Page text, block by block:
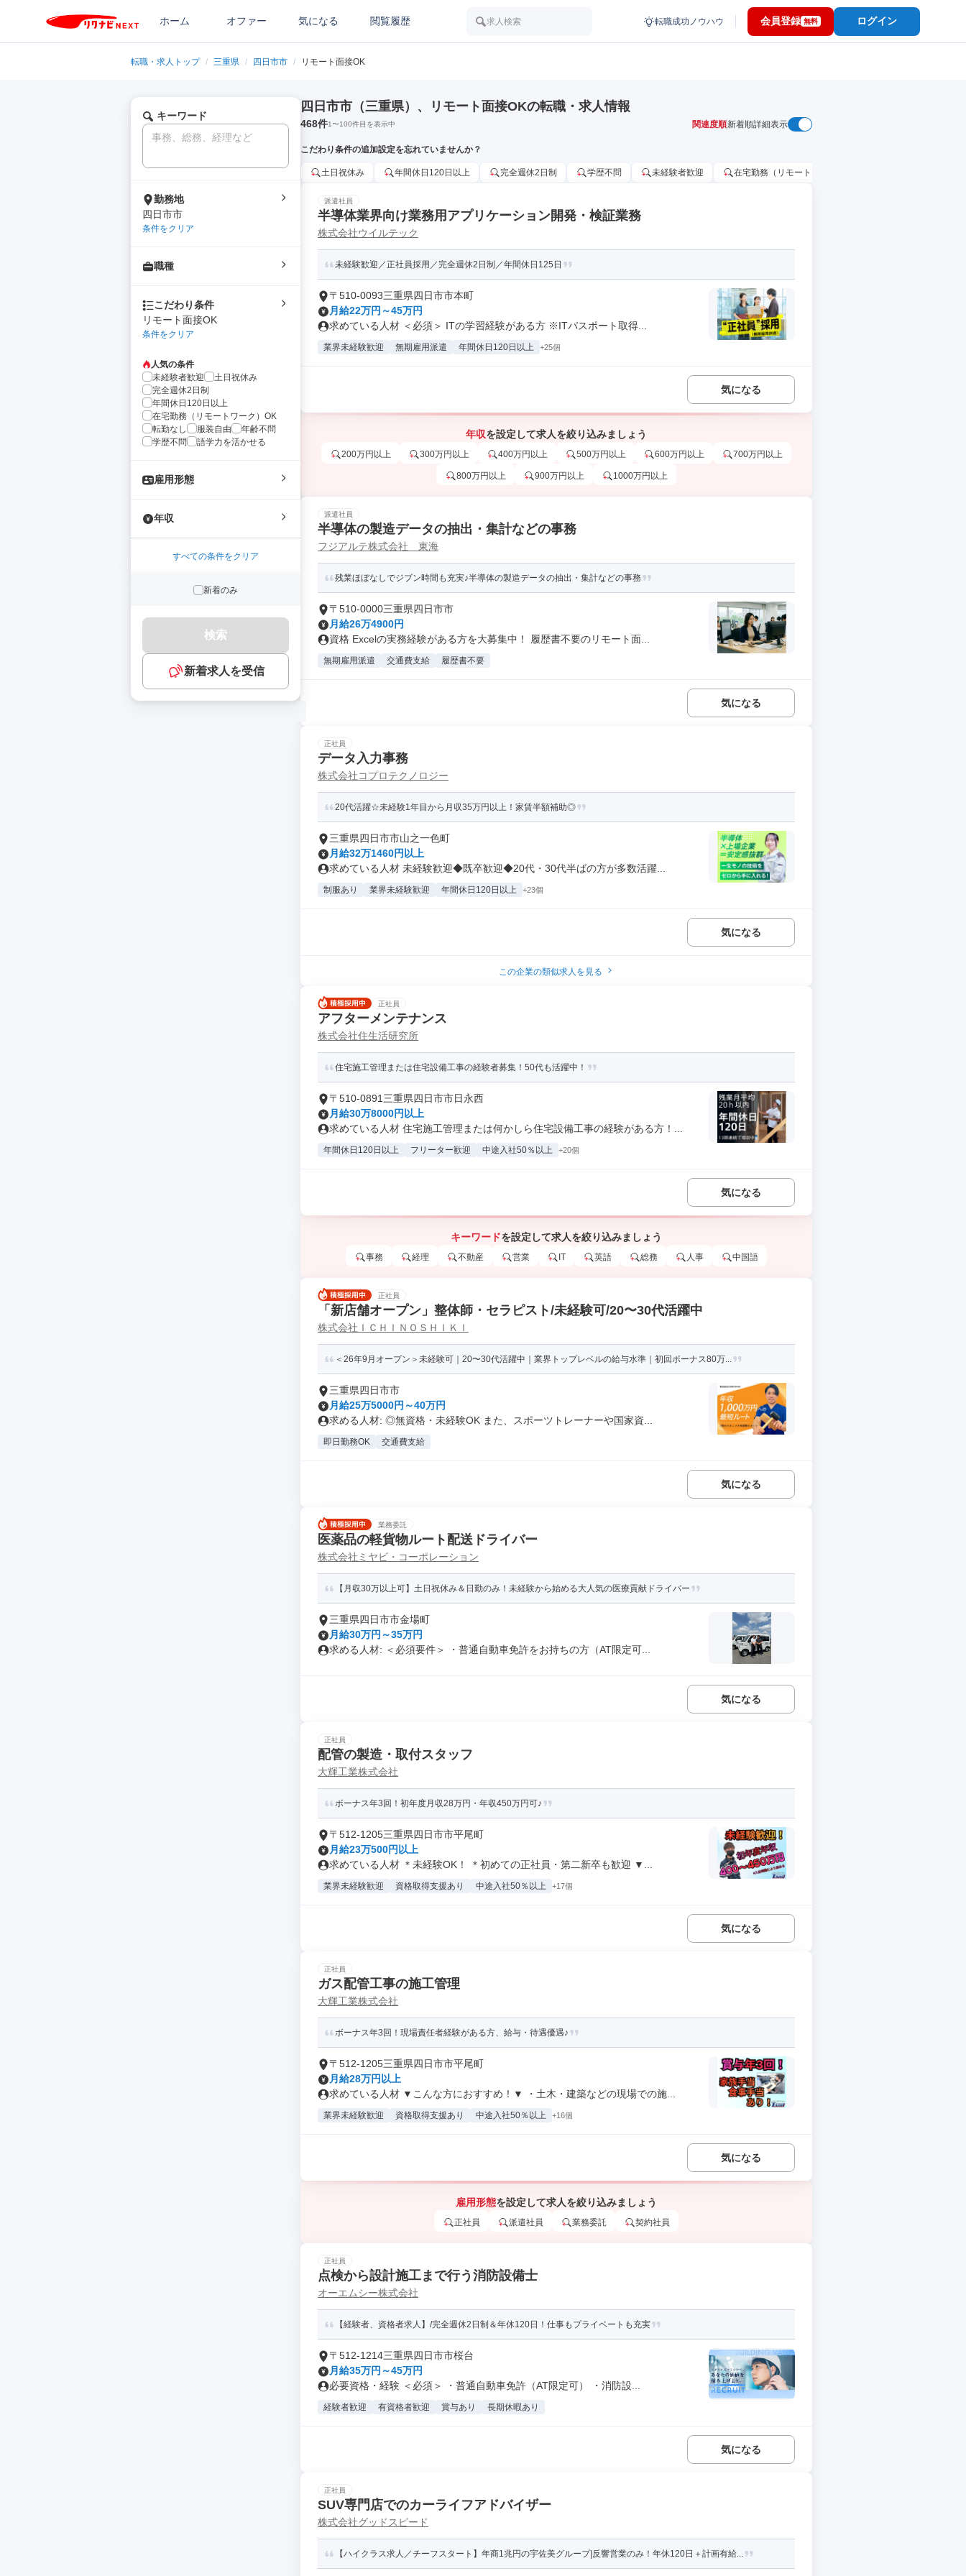
ホーム オファー 気になる 閲覧履歴 求人検索 転職成功ノウハウ 会員登録 無料 ログイン
転職・求人トップ / 三重県 / 四日市市 / リモート面接OK
キーワード
勤務地
四日市市
条件をクリア
職種
こだわり条件
リモート面接OK
条件をクリア
人気の条件
未経験者歓迎
土日祝休み
完全週休2日制
年間休日120日以上
在宅勤務（リモートワーク）OK
転勤なし
服装自由
年齢不問
学歴不問
語学力を活かせる
雇用形態
年収
すべての条件をクリア
新着のみ
検索
新着求人を受信
四日市市（三重県）、リモート面接OKの転職・求人情報
468件1〜100件目を表示中 関連度順新着順詳細表示
こだわり条件の追加設定を忘れていませんか？
土日祝休み 年間休日120日以上 完全週休2日制 学歴不問 未経験者歓迎 在宅勤務（リモートワーク）OK
派遣社員
半導体業界向け業務用アプリケーション開発・検証業務
株式会社ウイルテック
未経験歓迎／正社員採用／完全週休2日制／年間休日125日
〒510-0093三重県四日市市本町
月給22万円～45万円
求めている人材 ＜必須＞ ITの学習経験がある方 ※ITパスポート取得...
業界未経験歓迎 無期雇用派遣 年間休日120日以上 +25個
気になる
年収を設定して求人を絞り込みましょう
200万円以上 300万円以上 400万円以上 500万円以上 600万円以上 700万円以上
800万円以上 900万円以上 1000万円以上
派遣社員
半導体の製造データの抽出・集計などの事務
フジアルテ株式会社 東海
残業ほぼなしでジブン時間も充実♪半導体の製造データの抽出・集計などの事務
〒510-0000三重県四日市市
月給26万4900円
資格 Excelの実務経験がある方を大募集中！ 履歴書不要のリモート面...
無期雇用派遣 交通費支給 履歴書不要
気になる
正社員
データ入力事務
株式会社コプロテクノロジー
20代活躍☆未経験1年目から月収35万円以上！家賃半額補助◎
三重県四日市市山之一色町
月給32万1460円以上
求めている人材 未経験歓迎◆既卒歓迎◆20代・30代半ばの方が多数活躍...
制服あり 業界未経験歓迎 年間休日120日以上 +23個
気になる
この企業の類似求人を見る
正社員
アフターメンテナンス
株式会社住生活研究所
住宅施工管理または住宅設備工事の経験者募集！50代も活躍中！
〒510-0891三重県四日市市日永西
月給30万8000円以上
求めている人材 住宅施工管理または何かしら住宅設備工事の経験がある方！...
年間休日120日以上 フリーター歓迎 中途入社50％以上 +20個
気になる
キーワードを設定して求人を絞り込みましょう
事務 経理 不動産 営業 IT 英語 総務 人事 中国語
正社員
「新店舗オープン」整体師・セラピスト/未経験可/20〜30代活躍中
株式会社ＩＣＨＩＮＯＳＨＩＫＩ
＜26年9月オープン＞未経験可｜20〜30代活躍中｜業界トップレベルの給与水準｜初回ボーナス80万...
三重県四日市市
月給25万5000円～40万円
求める人材: ◎無資格・未経験OK また、スポーツトレーナーや国家資...
即日勤務OK 交通費支給
気になる
業務委託
医薬品の軽貨物ルート配送ドライバー
株式会社ミヤビ・コーポレーション
【月収30万以上可】土日祝休み＆日勤のみ！未経験から始める大人気の医療貢献ドライバー
三重県四日市市金場町
月給30万円～35万円
求める人材: ＜必須要件＞ ・普通自動車免許をお持ちの方（AT限定可...
気になる
正社員
配管の製造・取付スタッフ
大輝工業株式会社
ボーナス年3回！初年度月収28万円・年収450万円可♪
〒512-1205三重県四日市市平尾町
月給23万500円以上
求めている人材 ＊未経験OK！ ＊初めての正社員・第⼆新卒も歓迎 ▼...
業界未経験歓迎 資格取得支援あり 中途入社50％以上 +17個
気になる
正社員
ガス配管工事の施工管理
大輝工業株式会社
ボーナス年3回！現場責任者経験がある方、給与・待遇優遇♪
〒512-1205三重県四日市市平尾町
月給28万円以上
求めている人材 ▼こんな方におすすめ！▼ ・土木・建築などの現場での施...
業界未経験歓迎 資格取得支援あり 中途入社50％以上 +16個
気になる
雇用形態を設定して求人を絞り込みましょう
正社員 派遣社員 業務委託 契約社員
正社員
点検から設計施工まで行う消防設備士
オーエムシー株式会社
【経験者、資格者求人】/完全週休2日制＆年休120日！仕事もプライベートも充実
〒512-1214三重県四日市市桜台
月給35万円～45万円
必要資格・経験 ＜必須＞ ・普通自動車免許（AT限定可） ・消防設...
経験者歓迎 有資格者歓迎 賞与あり 長期休暇あり
気になる
正社員
SUV専門店でのカーライフアドバイザー
株式会社グッドスピード
【ハイクラス求人／チーフスタート】年商1兆円の宇佐美グループ|反響営業のみ！年休120日＋計画有給...